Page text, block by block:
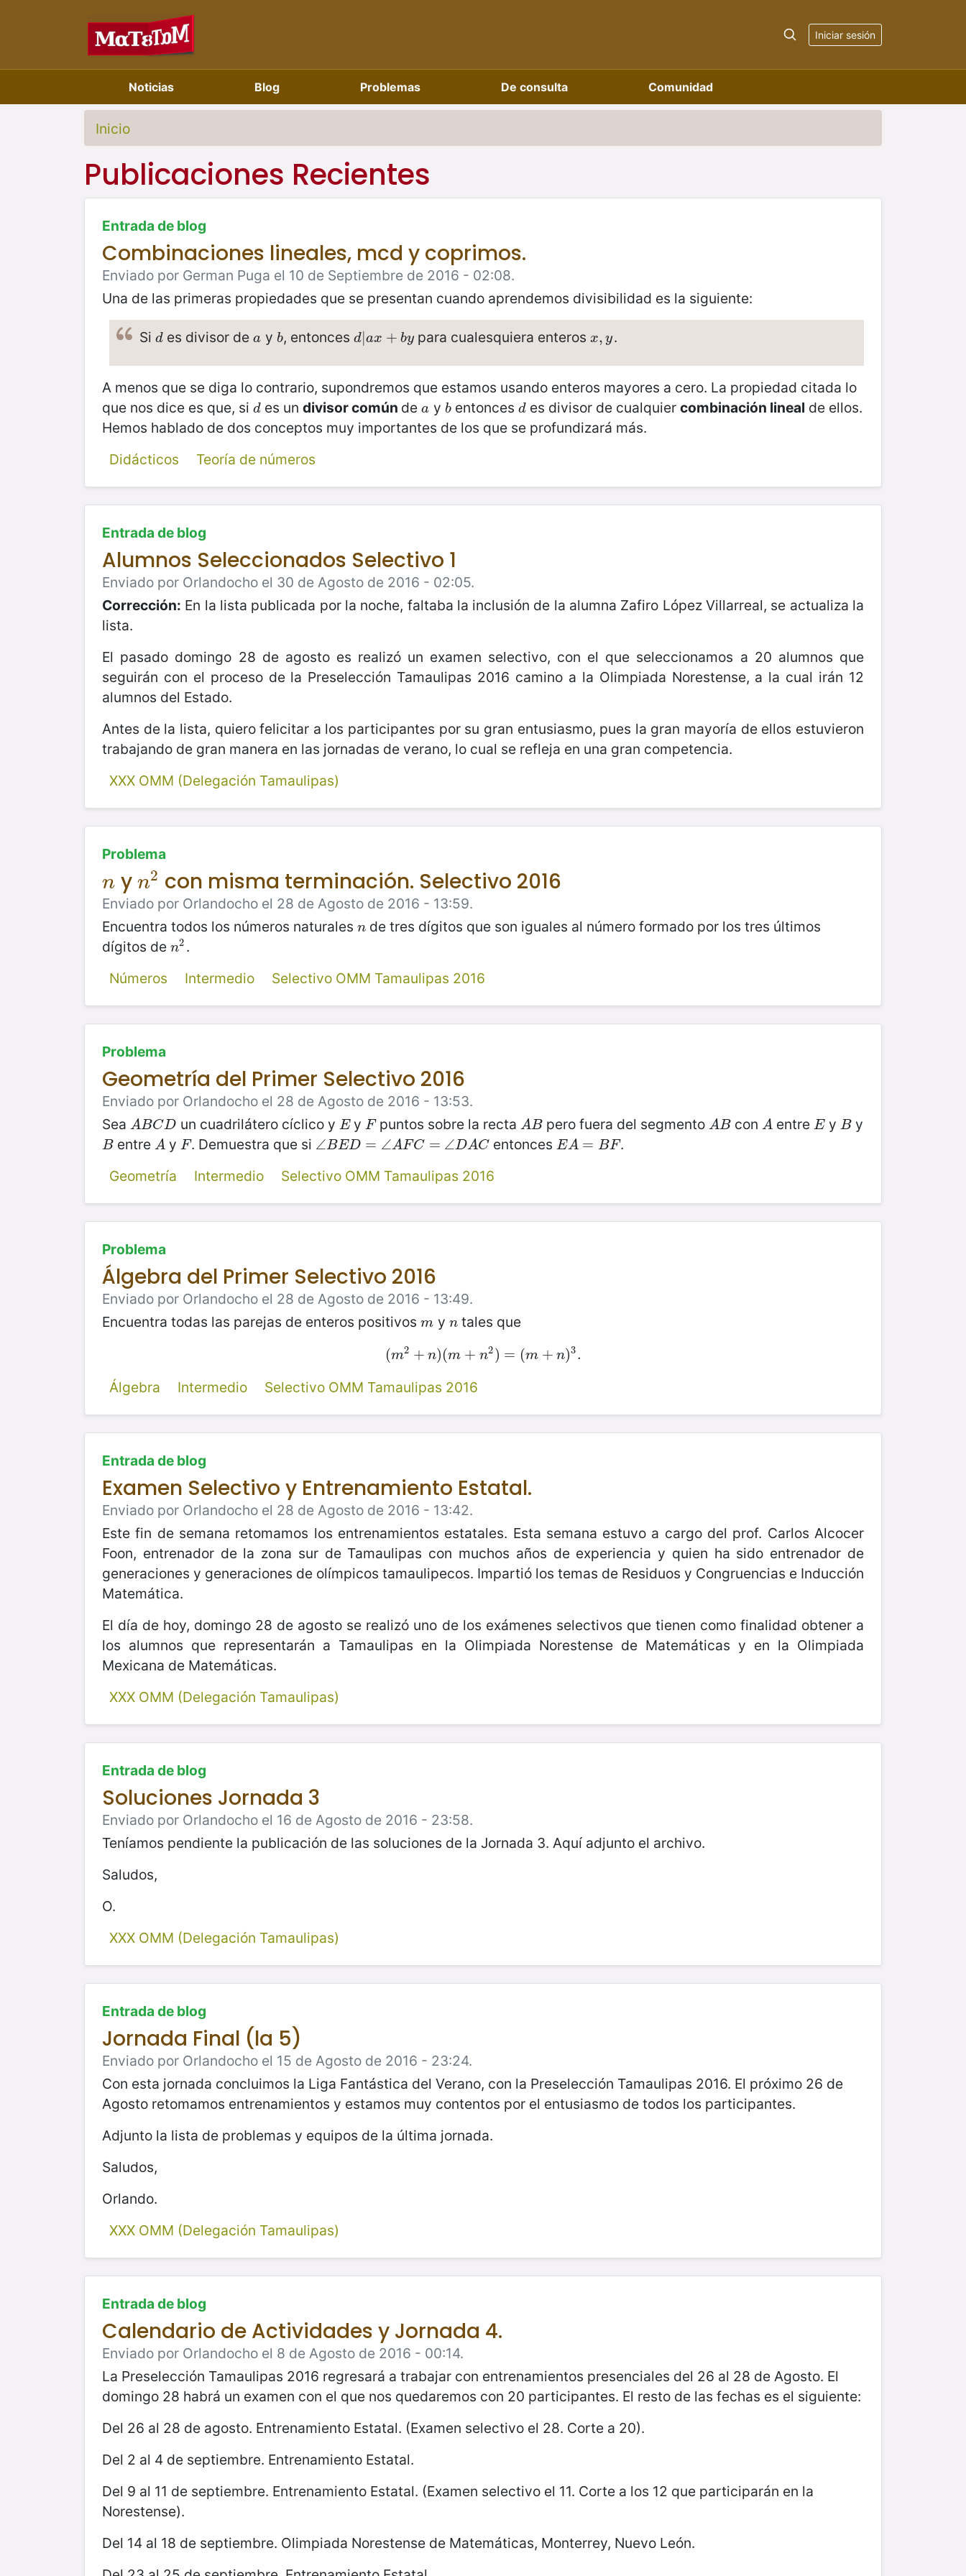
Iniciar sesión
Noticias Blog Problemas De consulta Comunidad
Inicio
Publicaciones Recientes
Entrada de blog
Combinaciones lineales, mcd y coprimos.
Enviado por German Puga el 10 de Septiembre de 2016 - 02:08.
Una de las primeras propiedades que se presentan cuando aprendemos divisibilidad es la siguiente:
Si d
d es divisor dea
a y b
b, entonces d| ax + by
d |ax+b y para cualesquiera enterosx, y
x,y .
A menos que se diga lo contrario, supondremos que estamos usando enteros mayores a cero. La propiedad citada lo
que nos dice es que, si d
d es undivisor común dea
a y b
bentonces d
d es divisor de cualquiercombinación lineal de ellos.
Hemos hablado de dos conceptos muy importantes de los que se profundizará más.
Didácticos
Teoría de números
Entrada de blog
Alumnos Seleccionados Selectivo 1
Enviado por Orlandocho el 30 de Agosto de 2016 - 02:05.
Corrección: En la lista publicada por la noche, faltaba la inclusión de la alumna Zafiro López Villarreal, se actualiza la
lista.
El pasado domingo 28 de agosto es realizó un examen selectivo, con el que seleccionamos a 20 alumnos que
seguirán con el proceso de la Preselección Tamaulipas 2016 camino a la Olimpiada Norestense, a la cual irán 12
alumnos del Estado.
Antes de la lista, quiero felicitar a los participantes por su gran entusiasmo, pues la gran mayoría de ellos estuvieron
trabajando de gran manera en las jornadas de verano, lo cual se refleja en una gran competencia.
XXX OMM (Delegación Tamaulipas)
Problema
n
n y n2
n2 con misma terminación. Selectivo 2016
Enviado por Orlandocho el 28 de Agosto de 2016 - 13:59.
Encuentra todos los números naturales n
n de tres dígitos que son iguales al número formado por los tres últimos
dígitos de n2
n2.
Números
Intermedio Selectivo OMM Tamaulipas 2016
Problema
Geometría del Primer Selectivo 2016
Enviado por Orlandocho el 28 de Agosto de 2016 - 13:53.
Sea A BCD
ABCD un cuadrilátero cíclico y E
E y F
Fpuntos sobre la recta A B
AB pero fuera del segmento A B
AB con A
A entre E
E y B
B y
B
Bentre A
A y F
F. Demuestra que si ∠ BED = ∠A FC = ∠DAC
∠BED= ∠AFC=∠DA C entonces EA = BF
EA= BF
.
Geometría
Intermedio Selectivo OMM Tamaulipas 2016
Problema
Álgebra del Primer Selectivo 2016
Enviado por Orlandocho el 28 de Agosto de 2016 - 13:49.
Encuentra todas las parejas de enteros positivos m
m y n
ntales que
(m2 + n)(m + n2) = (m + n)3.
( m2+n)(m+ n2) =( m+n)3.
Álgebra
Intermedio Selectivo OMM Tamaulipas 2016
Entrada de blog
Examen Selectivo y Entrenamiento Estatal.
Enviado por Orlandocho el 28 de Agosto de 2016 - 13:42.
Este fin de semana retomamos los entrenamientos estatales. Esta semana estuvo a cargo del prof. Carlos Alcocer
Foon, entrenador de la zona sur de Tamaulipas con muchos años de experiencia y quien ha sido entrenador de
generaciones y generaciones de olímpicos tamaulipecos. Impartió los temas de Residuos y Congruencias e Inducción
Matemática.
El día de hoy, domingo 28 de agosto se realizó uno de los exámenes selectivos que tienen como finalidad obtener a
los alumnos que representarán a Tamaulipas en la Olimpiada Norestense de Matemáticas y en la Olimpiada
Mexicana de Matemáticas.
XXX OMM (Delegación Tamaulipas)
Entrada de blog
Soluciones Jornada 3
Enviado por Orlandocho el 16 de Agosto de 2016 - 23:58.
Teníamos pendiente la publicación de las soluciones de la Jornada 3. Aquí adjunto el archivo.
Saludos,
O.
XXX OMM (Delegación Tamaulipas)
Entrada de blog
Jornada Final (la 5)
Enviado por Orlandocho el 15 de Agosto de 2016 - 23:24.
Con esta jornada concluimos la Liga Fantástica del Verano, con la Preselección Tamaulipas 2016. El próximo 26 de
Agosto retomamos entrenamientos y estamos muy contentos por el entusiasmo de todos los participantes.
Adjunto la lista de problemas y equipos de la última jornada.
Saludos,
Orlando.
XXX OMM (Delegación Tamaulipas)
Entrada de blog
Calendario de Actividades y Jornada 4.
Enviado por Orlandocho el 8 de Agosto de 2016 - 00:14.
La Preselección Tamaulipas 2016 regresará a trabajar con entrenamientos presenciales del 26 al 28 de Agosto. El
domingo 28 habrá un examen con el que nos quedaremos con 20 participantes. El resto de las fechas es el siguiente:
Del 26 al 28 de agosto. Entrenamiento Estatal. (Examen selectivo el 28. Corte a 20).
Del 2 al 4 de septiembre. Entrenamiento Estatal.
Del 9 al 11 de septiembre. Entrenamiento Estatal. (Examen selectivo el 11. Corte a los 12 que participarán en la
Norestense).
Del 14 al 18 de septiembre. Olimpiada Norestense de Matemáticas, Monterrey, Nuevo León.